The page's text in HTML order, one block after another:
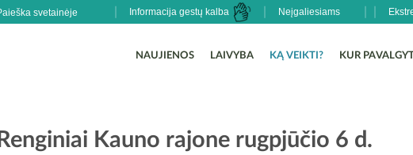
Neįgaliesiams
Informacija gestų kalba
NAUJIENOS LAIVYBA KĄ VEIKTI? KUR
Renginiai Kauno rajone rugpjūčio 6 d.